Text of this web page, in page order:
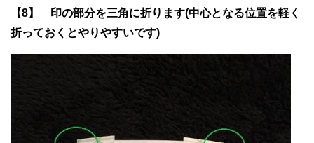
【8】 印の部分を三角に折ります(中心となる位置を軽く
折っておくとやりやすいです)